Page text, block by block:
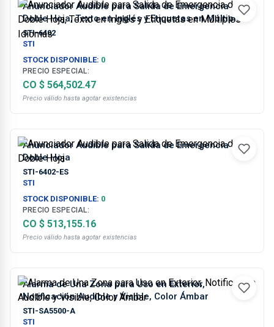
Anunciador Audible para Salida de Emergencia de
Doble Hoja, Texto en Inglés y Etiquetas en Múltiples
Idiomas
STI-6402
STI
STOCK DISPONIBLE: 0
PRECIO ESPECIAL:
CO $ 564,502.47
Precio válido hasta agotar existencias
Anunciador Audible para Salida de Emergencia de
Doble Hoja
STI-6402-ES
STI
STOCK DISPONIBLE: 0
PRECIO ESPECIAL:
CO $ 513,155.16
Precio válido hasta agotar existencias
Alarma de Una Zona para Uso en Exterior,
Notificación Audible y Visible, Color Ámbar
STI-SA5500-A
STI